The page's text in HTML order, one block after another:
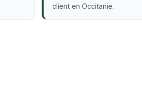
client en Occitanie.